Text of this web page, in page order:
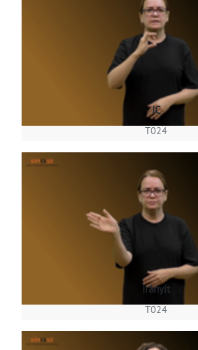
IC
T024
irányít
T024